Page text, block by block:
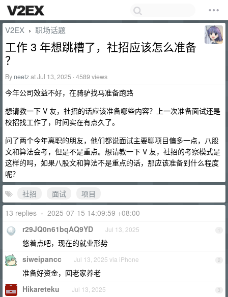
V2EX › 职场话题
工作 3 年想跳槽了，社招应该怎么准备
？
By neetzat Jul 13, 2025 · 4589 views
今年公司效益不好，在骑驴找马准备跑路
想请教一下 V 友，社招的话应该准备哪些内容？上一次准备面试还是
校招找工作了，时间实在有点久了。
问了两个今年离职的朋友，他们都说面试主要聊项目偏多一点，八股
文和算法会考，但是不是重点。想请教一下 V 友，社招的考察模式是
这样的吗，如果八股文和算法不是重点的话，那应该准备到什么程度
呢？
社招
面试
项目
13 replies • 2025-07-15 14:09:59 +08:00
1
r29JQ0n61bqAQ9YD Jul 13, 2025
悠着点吧，现在的就业形势
2
siweipancc Jul 13, 2025 via iPhone
准备好资金，回老家养老
3
Hikareteku Jul 13, 2025